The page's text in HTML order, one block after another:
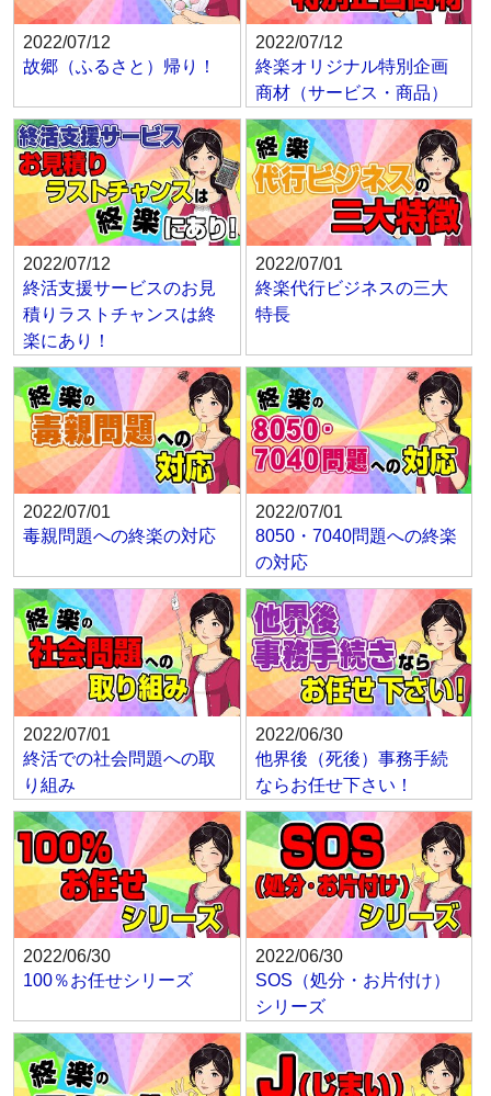
2022/07/12
故郷（ふるさと）帰り！
2022/07/12
終楽オリジナル特別企画
商材（サービス・商品）
2022/07/12
終活支援サービスのお見
積りラストチャンスは終
楽にあり！
2022/07/01
終楽代行ビジネスの三大
特長
2022/07/01
毒親問題への終楽の対応
2022/07/01
8050・7040問題への終楽
の対応
2022/07/01
終活での社会問題への取
り組み
2022/06/30
他界後（死後）事務手続
ならお任せ下さい！
2022/06/30
100％お任せシリーズ
2022/06/30
SOS（処分・お片付け）
シリーズ